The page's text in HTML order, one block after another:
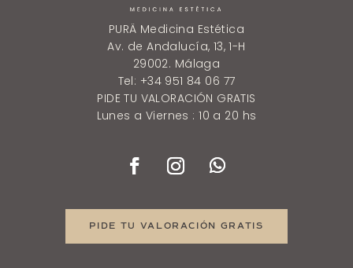
PURÄ Medicina Estética
Av. de Andalucía, 13, 1-H
29002. Málaga
Tel: +34 951 84 06 77
PIDE TU VALORACIÓN GRATIS
Lunes a Viernes : 10 a 20 hs
PIDE TU VALORACIÓN GRATIS